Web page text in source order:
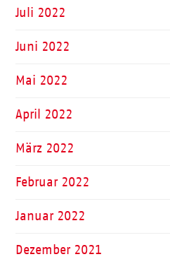
Juli 2022
Juni 2022
Mai 2022
April 2022
März 2022
Februar 2022
Januar 2022
Dezember 2021